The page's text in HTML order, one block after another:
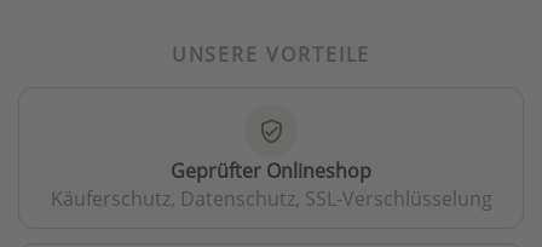
UNSERE VORTEILE
verified_user
Geprüfter Onlineshop
Käuferschutz, Datenschutz, SSL-Verschlüsselung